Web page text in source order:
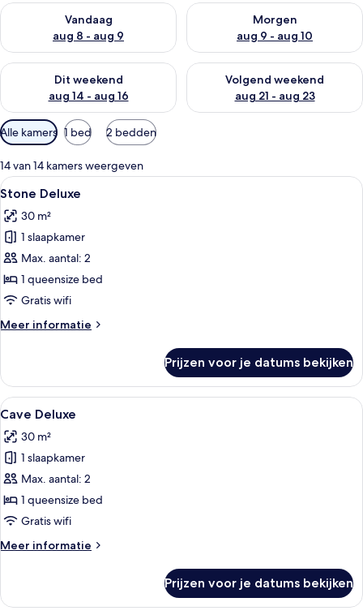
Vandaag
aug 8 - aug 9
De beschikbaarheid controleren voor vanavond aug 8 - aug 9
Morgen
aug 9 - aug 10
De beschikbaarheid
Dit weekend
aug 14 - aug 16
De beschikbaarheid controleren voor dit weekend aug 14 -
Volgend weekend
aug 21 - aug 23
De beschikbaarheid
Beschikbare
filters
voor
kamers
Alle kamers 1 bed 2 bedden
14 van 14 kamers weergeven
Alle
foto's
voor
Stone
Deluxe
laden
Een slaapkamer met een groot bed,
12
Stone Deluxe
30 m²
1 slaapkamer
Max. aantal: 2
1 queensize bed
Gratis wifi
Meer informatie
Meer
Deluxe
Prijzen voor je datums bekijken
Alle
foto's
voor
Cave
Deluxe
laden
Een slaapkamer met een bed, een
16
Cave Deluxe
30 m²
1 slaapkamer
Max. aantal: 2
1 queensize bed
Gratis wifi
Meer informatie
Meer
Deluxe
Prijzen voor je datums bekijken